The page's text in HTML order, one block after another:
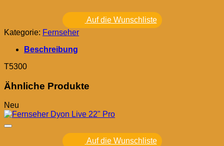
Auf die Wunschliste
Kategorie: Fernseher
Beschreibung
T5300
Ähnliche Produkte
Neu
Auf die Wunschliste